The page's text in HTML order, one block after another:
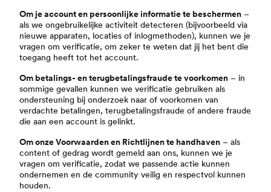
Om je account en persoonlijke informatie te beschermen –
als we ongebruikelijke activiteit detecteren (bijvoorbeeld via
nieuwe apparaten, locaties of inlogmethoden), kunnen we je
vragen om verificatie, om zeker te weten dat jij het bent die
toegang heeft tot het account.
Om betalings- en terugbetalingsfraude te voorkomen – in
sommige gevallen kunnen we verificatie gebruiken als
ondersteuning bij onderzoek naar of voorkomen van
verdachte betalingen, terugbetalingsfraude of andere fraude
die aan een account is gelinkt.
Om onze Voorwaarden en Richtlijnen te handhaven – als
content of gedrag wordt gemeld aan ons, kunnen we je
vragen om verificatie, zodat we passende actie kunnen
ondernemen en de community veilig en respectvol kunnen
houden.